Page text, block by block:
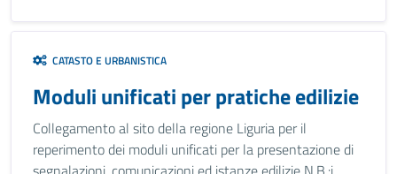
CATASTO E URBANISTICA
Moduli unificati per pratiche edilizie
Collegamento al sito della regione Liguria per il
reperimento dei moduli unificati per la presentazione di